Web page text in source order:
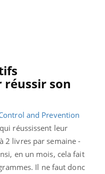
son
and Prevention
réussissent leur
2 livres par semaine -
en un mois, cela fait
Il ne faut donc